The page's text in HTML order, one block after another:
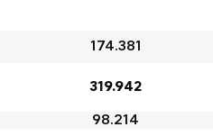
174.381
319.942
98.214